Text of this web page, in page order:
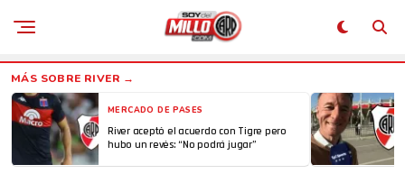
MERCADO DE PASES
River aceptó el acuerdo con Tigre pero
hubo un revés: “No podrá jugar”